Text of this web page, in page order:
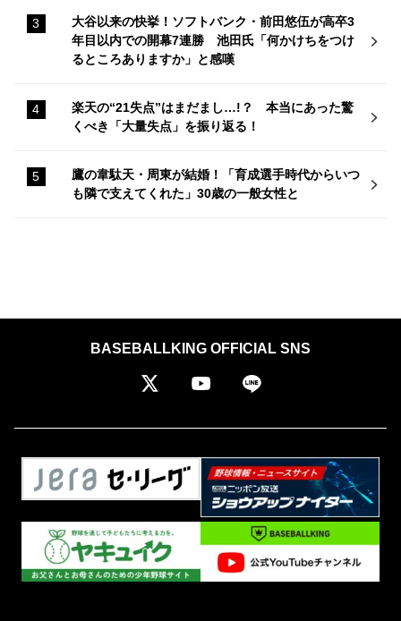
大谷以来の快挙！ソフトバンク・前田悠伍が高卒3
年目以内での開幕7連勝 池田氏「何かけちをつけ
るところありますか」と感嘆
楽天の“21失点”はまだまし…!？ 本当にあった驚
くべき「大量失点」を振り返る！
鷹の韋駄天・周東が結婚！「育成選手時代からいつ
も隣で支えてくれた」30歳の一般女性と
BASEBALLKING OFFICIAL SNS